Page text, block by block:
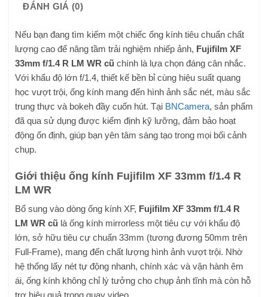
ĐÁNH GIÁ (0)
Nếu bạn đang tìm kiếm một chiếc ống kính tiêu chuẩn chất
lượng cao để nâng tầm trải nghiệm nhiếp ảnh, Fujifilm XF
33mm f/1.4 R LM WR cũ chính là lựa chọn đáng cân nhắc.
Với khẩu độ lớn f/1.4, thiết kế bền bỉ cùng hiệu suất quang
học vượt trội, ống kính mang đến hình ảnh sắc nét, màu sắc
trung thực và bokeh đầy cuốn hút. Tại BNCamera, sản phẩm
đã qua sử dụng được kiểm định kỹ lưỡng, đảm bảo hoạt
động ổn định, giúp bạn yên tâm sáng tạo trong mọi bối cảnh
chụp.
Giới thiệu ống kính Fujifilm XF 33mm f/1.4 R
LM WR
Bổ sung vào dòng ống kính XF, Fujifilm XF 33mm f/1.4 R
LM WR cũ là ống kính mirrorless một tiêu cự với khẩu độ
lớn, sở hữu tiêu cự chuẩn 33mm (tương đương 50mm trên
Full-Frame), mang đến chất lượng hình ảnh vượt trội. Nhờ
hệ thống lấy nét tự động nhanh, chính xác và vận hành êm
ái, ống kính không chỉ lý tưởng cho chụp ảnh tĩnh mà còn hỗ
trợ hiệu quả trong quay video.